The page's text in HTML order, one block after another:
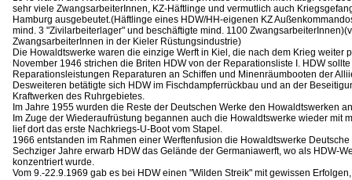
sehr viele ZwangsarbeiterInnen, KZ-Häftlinge und vermutlich auch
Hamburg ausgebeutet.(Häftlinge eines HDW/HH-eigenen KZ
mind. 3 "Zivilarbeiterlager" und beschäftigte mind. 1100
ZwangsarbeiterInnen in der Kieler Rüstungsindustrie)
Die Howaldtswerke waren die einzige Werft in Kiel, die nach dem Krieg weiter
November 1946 strichen die Briten HDW von der Reparationsliste I. HDW
Reparationsleistungen Reparaturen an Schiffen und Minenräumbooten der
Desweiteren betätigte sich HDW im Fischdampferrückbau und an der
Kraftwerken des Ruhrgebietes.
Im Jahre 1955 wurden die Reste der Deutschen Werke den Howaldtswerken
Im Zuge der Wiederaufrüstung begannen auch die Howaldtswerke wieder mit
lief dort das erste Nachkriegs-U-Boot vom Stapel.
1966 entstanden im Rahmen einer Werftenfusion die Howaldtswerke Deutsche
Sechziger Jahre erwarb HDW das Gelände der Germaniawerft, wo als HDW-
konzentriert wurde.
Vom 9.-22.9.1969 gab es bei HDW einen "Wilden Streik" mit gewissen